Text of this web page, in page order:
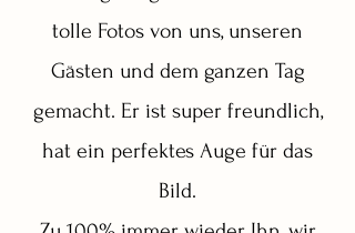
tolle Fotos von uns, unseren
Gästen und dem ganzen Tag
gemacht. Er ist super freundlich,
hat ein perfektes Auge für das
Bild.